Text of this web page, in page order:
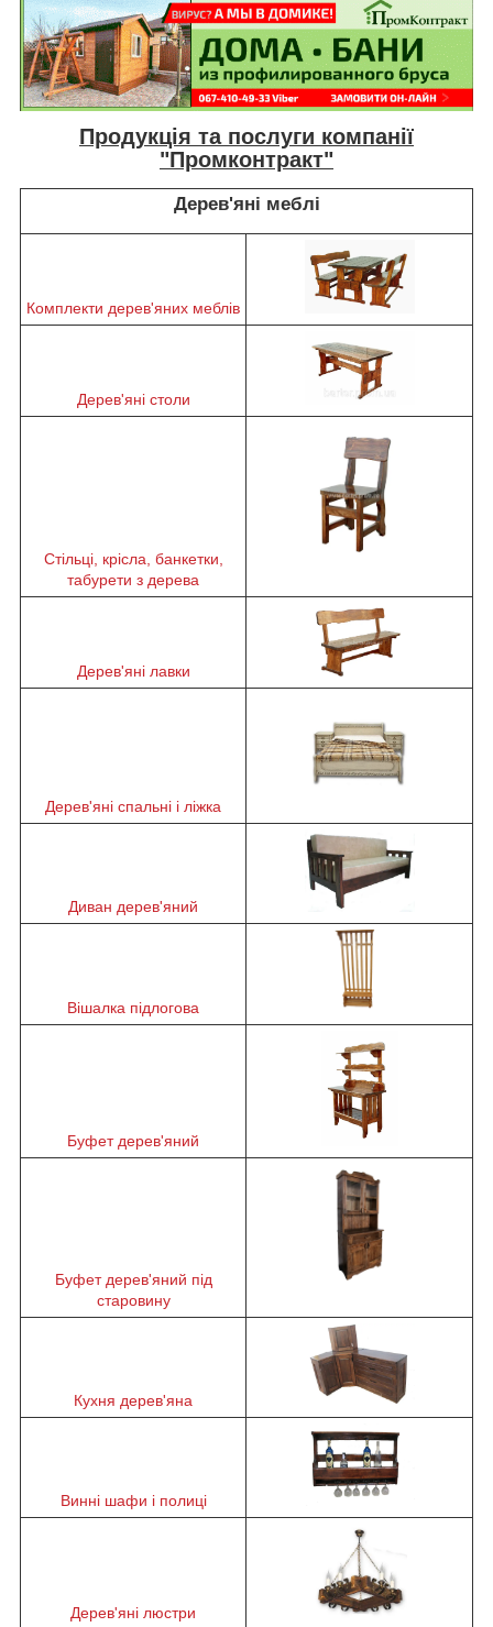
Продукція та послуги компанії
"Промконтракт"
Дерев'яні меблі
Комплекти дерев'яних меблів
Дерев'яні столи
Стільці, крісла, банкетки,
табурети з дерева
Дерев'яні лавки
Дерев'яні спальні і ліжка
Диван дерев'яний
Вішалка підлогова
Буфет дерев'яний
Буфет дерев'яний під
старовину
Кухня дерев'яна
Винні шафи і полиці
Дерев'яні люстри